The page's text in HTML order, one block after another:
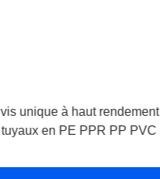
unique à haut rendement
en PE PPR PP PVC